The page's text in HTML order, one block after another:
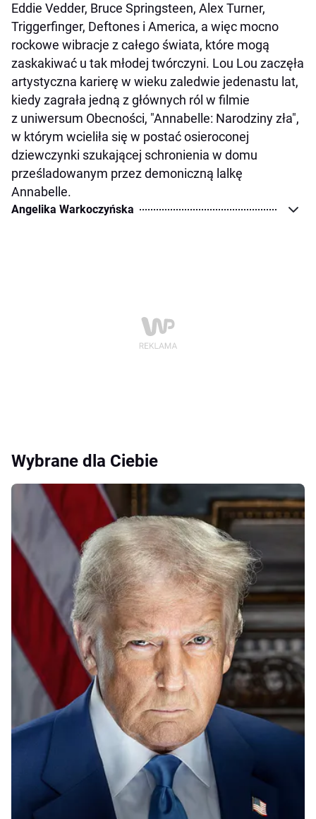
Eddie Vedder, Bruce Springsteen, Alex Turner,
Triggerfinger, Deftones i America, a więc mocno
rockowe wibracje z całego świata, które mogą
zaskakiwać u tak młodej twórczyni. Lou Lou zaczęła
artystyczna karierę w wieku zaledwie jedenastu lat,
kiedy zagrała jedną z głównych ról w filmie
z uniwersum Obecności, "Annabelle: Narodziny zła",
w którym wcieliła się w postać osieroconej
dziewczynki szukającej schronienia w domu
prześladowanym przez demoniczną lalkę
Annabelle.
Angelika Warkoczyńska
Wybrane dla Ciebie